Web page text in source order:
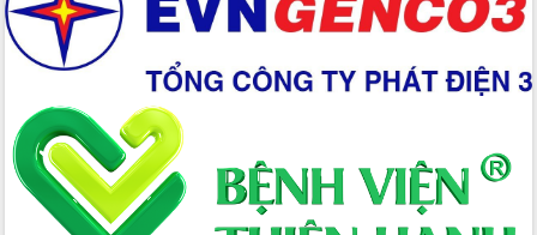
Chuyển đổi số thư viện: Mở rộng
không gian tri thức trong thời đại số
Đánh giá, rút kinh nghiệm công tác tổ
chức diễn tập trước ngày bầu cử
Chương trình “Gặp gỡ hữu nghị –
Friendship Meeting New Year 2026”
Bầu cử Quốc hội và HĐND: Cử tri Đắk
Lắk gửi gắm niềm tin, kỳ vọng vào lá
phiếu